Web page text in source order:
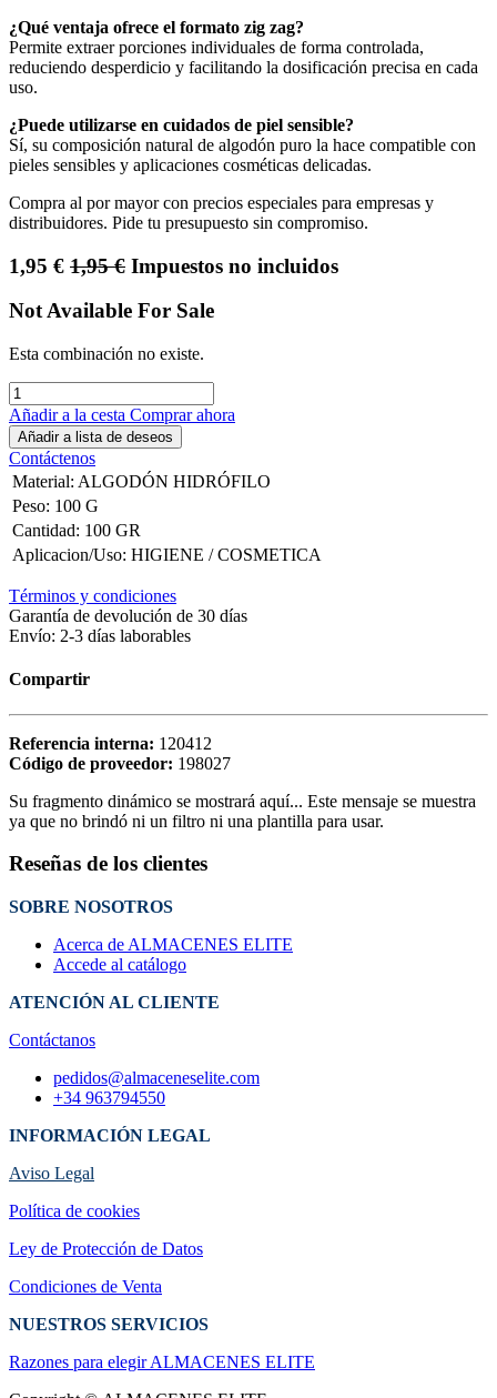
¿Qué ventaja ofrece el formato zig zag?
Permite extraer porciones individuales de forma controlada,
reduciendo desperdicio y facilitando la dosificación precisa en cada
uso.
¿Puede utilizarse en cuidados de piel sensible?
Sí, su composición natural de algodón puro la hace compatible con
pieles sensibles y aplicaciones cosméticas delicadas.
Compra al por mayor con precios especiales para empresas y
distribuidores. Pide tu presupuesto sin compromiso.
1,95 € 1,95€ Impuestos no incluidos
Not Available For Sale
Esta combinación no existe.
Añadir a la cesta Comprar ahora
Añadir a lista de deseos
Contáctenos
Material: ALGODÓN HIDRÓFILO
Peso: 100 G
Cantidad: 100 GR
Aplicacion/Uso: HIGIENE / COSMETICA
Términos y condiciones
Garantía de devolución de 30 días
Envío: 2-3 días laborables
Compartir
Referencia interna: 120412
Código de proveedor: 198027
Su fragmento dinámico se mostrará aquí... Este mensaje se muestra
ya que no brindó ni un filtro ni una plantilla para usar.
Reseñas de los clientes
SOBRE NOSOTROS
Acerca de ALMACENES ELITE
Accede al catálogo
ATENCIÓN AL CLIENTE
Contáctanos
pedidos@almaceneselite.com
+34 963794550
INFORMACIÓN LEGAL
Aviso Legal
Política de cookies
Ley de Protección de Datos
Condiciones de Venta
NUESTROS SERVICIOS
Razones para elegir ALMACENES ELI​TE